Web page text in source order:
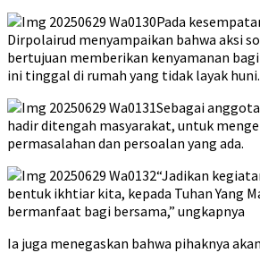
Pada
Dirpolairud menyampaikan bahwa aksi
bertujuan memberikan kenyamanan
ini tinggal di rumah yang tidak layak huni.
Sebagai
hadir ditengah masyarakat, untuk
permasalahan dan persoalan yang ada.
“Jadikan
bentuk ikhtiar kita, kepada Tuhan Yang
bermanfaat bagi bersama,” ungkapnya
Ia juga menegaskan bahwa pihaknya